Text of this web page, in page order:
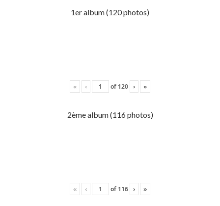
1er album (120 photos)
« ‹ of 120 › »
2ème album (116 photos)
« ‹ of 116 › »